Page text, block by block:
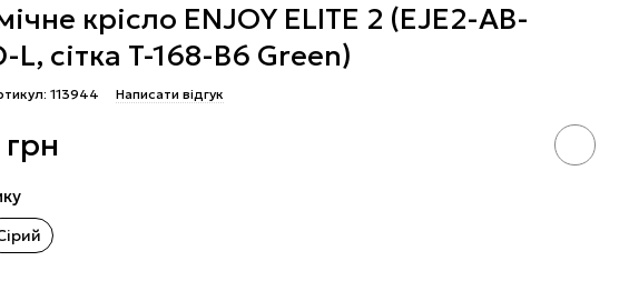
крісло ENJOY ELITE 2 (EJE2-AB-
L, сітка T-168-B6 Green)
113944 Написати відгук